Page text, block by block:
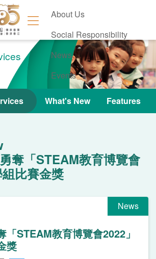
About Us
Social Responsibility
News
Events
Contact Us
What's New Features
奪「STEAM教育博覽會
比賽金獎
News
「STEAM教育博覽會2022」
獎